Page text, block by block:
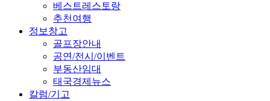
베스트레스토랑
추천여행
정보창고
골프장안내
공연/전시/이벤트
부동산임대
태국경제뉴스
칼럼/기고